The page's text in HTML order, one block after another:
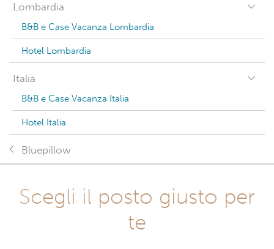
Lombardia
B&B e Case Vacanza Lombardia
Hotel Lombardia
Italia
B&B e Case Vacanza Italia
Hotel Italia
Bluepillow
Scegli il posto giusto per
te